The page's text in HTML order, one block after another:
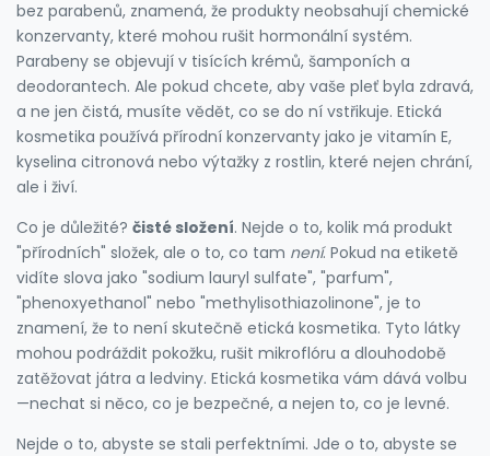
bez parabenů, znamená, že produkty neobsahují chemické
konzervanty, které mohou rušit hormonální systém.
Parabeny se objevují v tisících krémů, šamponích a
deodorantech. Ale pokud chcete, aby vaše pleť byla zdravá,
a ne jen čistá, musíte vědět, co se do ní vstřikuje. Etická
kosmetika používá přírodní konzervanty jako je vitamín E,
kyselina citronová nebo výtažky z rostlin, které nejen chrání,
ale i živí.
Co je důležité? čisté složení. Nejde o to, kolik má produkt
"přírodních" složek, ale o to, co tam není. Pokud na etiketě
vidíte slova jako "sodium lauryl sulfate", "parfum",
"phenoxyethanol" nebo "methylisothiazolinone", je to
znamení, že to není skutečně etická kosmetika. Tyto látky
mohou podráždit pokožku, rušit mikroflóru a dlouhodobě
zatěžovat játra a ledviny. Etická kosmetika vám dává volbu
—nechat si něco, co je bezpečné, a nejen to, co je levné.
Nejde o to, abyste se stali perfektními. Jde o to, abyste se